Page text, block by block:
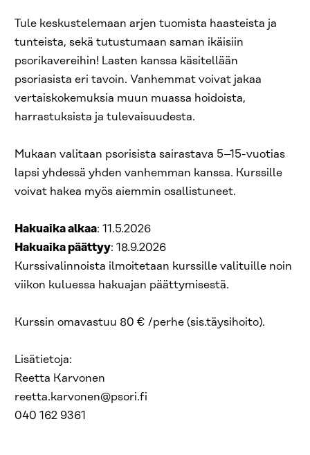
Tule keskustelemaan arjen tuomista haasteista ja
tunteista, sekä tutustumaan saman ikäisiin
psorikavereihin! Lasten kanssa käsitellään
psoriasista eri tavoin. Vanhemmat voivat jakaa
vertaiskokemuksia muun muassa hoidoista,
harrastuksista ja tulevaisuudesta.
Mukaan valitaan psorisista sairastava 5–15-vuotias
lapsi yhdessä yhden vanhemman kanssa. Kurssille
voivat hakea myös aiemmin osallistuneet.
Hakuaika alkaa: 11.5.2026
Hakuaika päättyy: 18.9.2026
Kurssivalinnoista ilmoitetaan kurssille valituille noin
viikon kuluessa hakuajan päättymisestä.
Kurssin omavastuu 80 € /perhe (sis.täysihoito).
Lisätietoja:
Reetta Karvonen
reetta.karvonen@psori.fi
040 162 9361